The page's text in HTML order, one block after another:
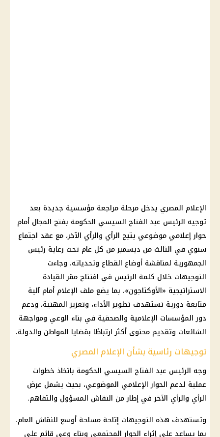
الإعلام المصري يدخل مرحلة مراجعة مؤسسية جديدة بعد
توجيه الرئيس عبد الفتاح السيسي الحكومة بفتح المجال أمام
حوار إعلامي موضوعي يتيح الرأي والرأي الآخر، مع عقد اجتماع
سنوي في الثالث من ديسمبر من كل عام تحت رعاية رئيس
الجمهورية لمناقشة أوضاع القطاع وتحدياته. وجاءت
التوجيهات خلال كلمة الرئيس في افتتاح مقر القيادة
الاستراتيجية «الأوكتاجون»، بما يضع ملف الإعلام أمام آلية
متابعة دورية تستهدف تطوير الأداء، وتعزيز المهنية، ودعم
دور المؤسسات الإعلامية والصحفية في بناء الوعي ومواجهة
الشائعات وتقديم محتوى أكثر ارتباطًا بقضايا المواطن والدولة.
توجيهات رئاسية بشأن الإعلام المصري
وجه الرئيس عبد الفتاح السيسي الحكومة باتخاذ خطوات
عملية لدعم الحوار الإعلامي الموضوعي، بحيث يشمل عرض
الرأي والرأي الآخر في إطار من النقاش المسؤول والتفاهم.
وتستهدف هذه التوجيهات إتاحة مساحة أوسع للنقاش العام،
بما يساعد على إثراء الحوار المجتمعي وبناء وعي قائم على